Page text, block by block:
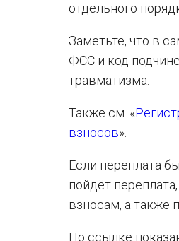
отдельного
Заметьте, что в
ФСС и код
травматизма.
Также см. «
взносов».
Если переплата
пойдёт
взносам, а также
По ссылке